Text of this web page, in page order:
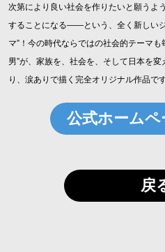
次第により良い社会を作りたいと願うよ
することになる――という、全く新しい
マ”！今の時代ならではの社会的テーマ
男”が、家族を、社会を、そして日本を
り、涙ありで描く完全オリジナル作品です
公式ホームペ
戻